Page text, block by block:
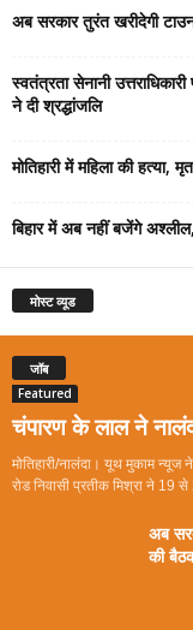
अब सरकार तुरंत खरीदेगी
स्वतंत्रता सेनानी
ने दी श्रद्धांजलि
मोतिहारी में महिला की
बिहार में अब नहीं बजेंगे
मोस्ट व्यूड
जॉब
Featured
चंपारण के लाल ने
मोतिहारी/नालंदा। यूथ मुकाम न्यूज
रोड निवासी प्रतीक मिश्रा ने 19 से
अब
की